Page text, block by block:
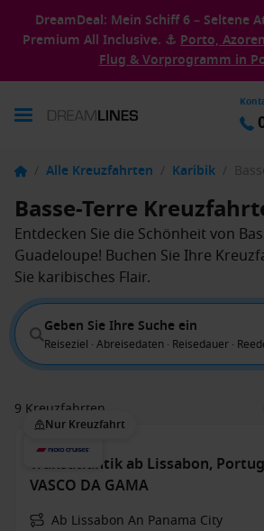
DreamDeal: Mein Schiff 6 – Seltene
Premium All Inclusive. ⚓ Porto,
Flug & Vorprogramm in
/ Alle Kreuzfahrten / Karibik /
Basse-Terre
Entdecken Sie die Schönheit von
Guadeloupe! Buchen Sie Ihre
Sie karibisches Flair.
Geben Sie Ihre Suche ein
Reiseziel · Abreisedaten · Reisedauer ·
9 Kreuzfahrten
Nur Kreuzfahrt
Transatlantik ab Lissabon,
VASCO DA GAMA
Ab Lissabon An Panama City